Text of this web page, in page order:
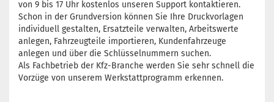
von 9 bis 17 Uhr kostenlos unseren Support kontaktieren.
Schon in der Grundversion können Sie Ihre Druckvorlagen
individuell gestalten, Ersatzteile verwalten, Arbeitswerte
anlegen, Fahrzeugteile importieren, Kundenfahrzeuge
anlegen und über die Schlüsselnummern suchen.
Als Fachbetrieb der Kfz-Branche werden Sie sehr schnell die
Vorzüge von unserem Werkstattprogramm erkennen.